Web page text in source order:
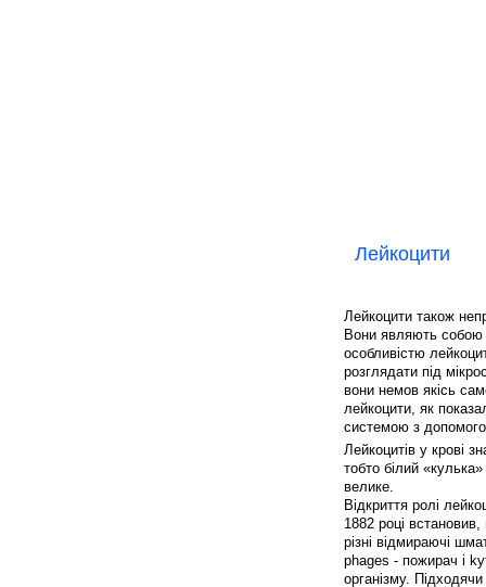
Лейкоцити
Лейкоцити також
Вони являють собою
особливістю
розглядати під
вони немов якісь
лейкоцити, як
системою з
Лейкоцитів у крові
тобто білий
велике.
Відкриття ролі
1882 році
різні відмираючі
phages - пожирач і
організму.